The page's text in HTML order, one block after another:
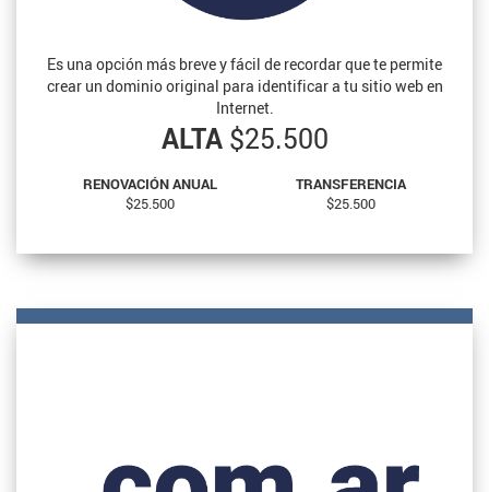
Es una opción más breve y fácil de recordar que te permite
crear un dominio original para identificar a tu sitio web en
Internet.
ALTA$25.500
RENOVACIÓN ANUAL
$25.500
TRANSFERENCIA
$25.500